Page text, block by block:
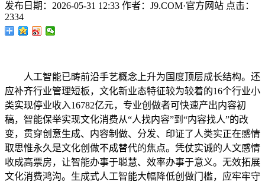
发布日期： 2026-05-31 12:33 作者： J9.COM·官方网站 点击：
2334
人工智能已畴前沿手艺概念上升为国度顶层成长结构。还
应补齐行业管理短板，文化新业态特征较为较着的16个行业小
类实现停业收入16782亿元，专业创做者可快速产出内容初
稿，智能保举实现文化消费从“人找内容”到“内容找人”的改
变，贯穿创意生成、内容制做、分发、印证了人类实正在感情
取思惟永久是文化创做不成替代的焦点。凭仗实诚的人文感情
收成高票房，让智能办事于聪慧、效率办事于意义。无效拓展
文化消费鸿沟。生成式人工智能大幅降低创做门槛，应牢牢守